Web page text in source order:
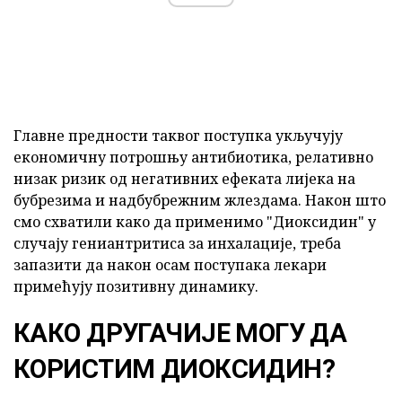
Главне предности таквог поступка укључују
економичну потрошњу антибиотика, релативно
низак ризик од негативних ефеката лијека на
бубрезима и надбубрежним жлездама. Након што
смо схватили како да применимо "Диоксидин" у
случају гениантритиса за инхалације, треба
запазити да након осам поступака лекари
примећују позитивну динамику.
КАКО ДРУГАЧИЈЕ МОГУ ДА
КОРИСТИМ ДИОКСИДИН?